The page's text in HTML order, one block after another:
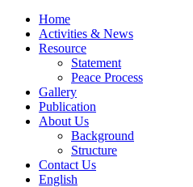
Home
Activities & News
Resource
Statement
Peace Process
Gallery
Publication
About Us
Background
Structure
Contact Us
English